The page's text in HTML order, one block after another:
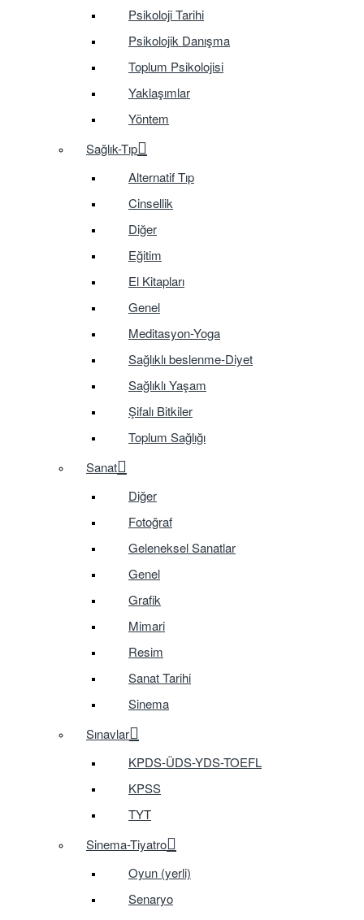
Psikoloji Tarihi
Psikolojik Danışma
Toplum Psikolojisi
Yaklaşımlar
Yöntem
Sağlık-Tıp
Alternatif Tıp
Cinsellik
Diğer
Eğitim
El Kitapları
Genel
Meditasyon-Yoga
Sağlıklı beslenme-Diyet
Sağlıklı Yaşam
Şifalı Bitkiler
Toplum Sağlığı
Sanat
Diğer
Fotoğraf
Geleneksel Sanatlar
Genel
Grafik
Mimari
Resim
Sanat Tarihi
Sinema
Sınavlar
KPDS-ÜDS-YDS-TOEFL
KPSS
TYT
Sinema-Tiyatro
Oyun (yerli)
Senaryo